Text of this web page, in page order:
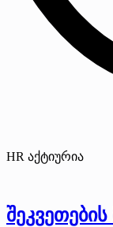
HR აქტიურია